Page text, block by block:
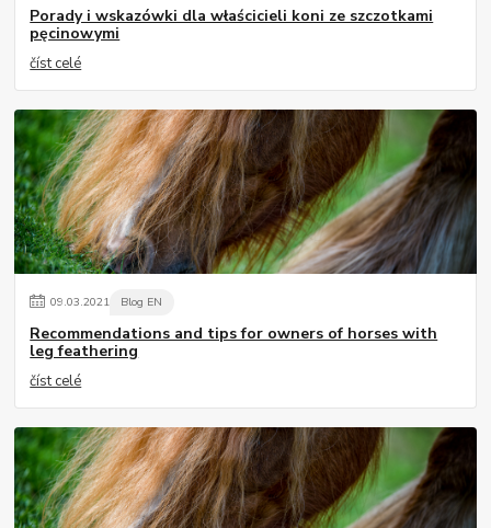
Porady i wskazówki dla właścicieli koni ze szczotkami
pęcinowymi
číst celé
09.03.2021 Blog EN
Recommendations and tips for owners of horses with
leg feathering
číst celé